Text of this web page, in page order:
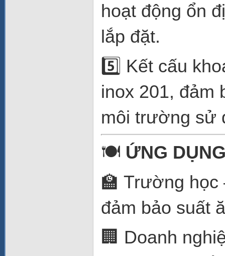
hoạt động ổn
lắp đặt.
5️⃣ Kết cấu
inox 201, đảm
môi trường sử
🍽️ ỨNG
🏫 Trường
đảm bảo suất
🏢 Doanh